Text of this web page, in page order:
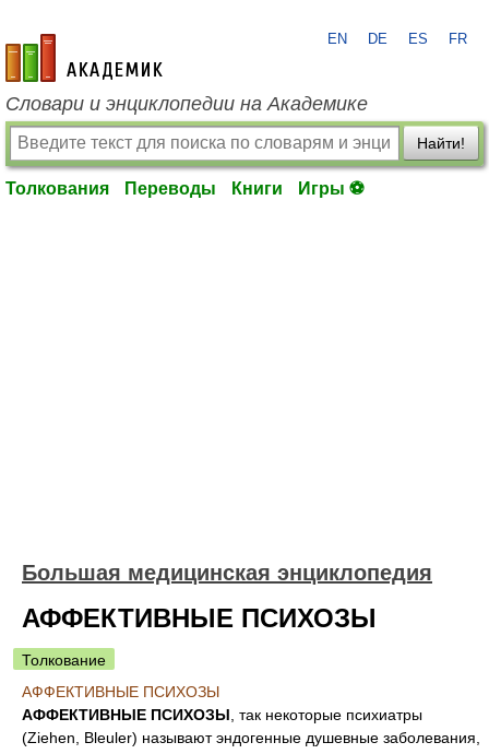
academic.ru
EN DE ES FR
Словари и энциклопедии на Академике
Найти!
Толкования Переводы Книги Игры ⚽
Большая медицинская энциклопедия
АФФЕКТИВНЫЕ ПСИХОЗЫ
Толкование
АФФЕКТИВНЫЕ ПСИХОЗЫ
АФФЕКТИВНЫЕ ПСИХОЗЫ , так некоторые психиатры
(Ziehen, Bleuler) называют эндогенные душевные заболевания,